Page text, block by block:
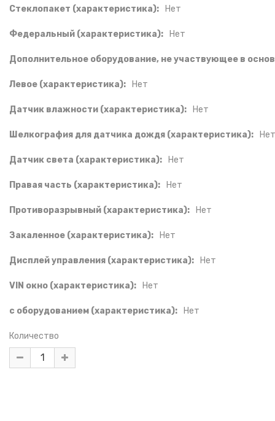
Стеклопакет (характеристика): Нет
Федеральный (характеристика): Нет
Дополнительное оборудование, не участвующее в
Левое (характеристика): Нет
Датчик влажности (характеристика): Нет
Шелкография для датчика дождя (характеристика): Нет
Датчик света (характеристика): Нет
Правая часть (характеристика): Нет
Противоразрывный (характеристика): Нет
Закаленное (характеристика): Нет
Дисплей управления (характеристика): Нет
VIN окно (характеристика): Нет
с оборудованием (характеристика): Нет
Количество